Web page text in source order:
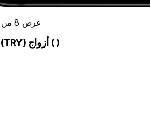
عرض 8 من أزواج العملات الشائعة
أشهر الليرة التركية (TRY) أزواج ( )